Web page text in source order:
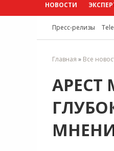
НОВОСТИ
Пресс-релизы
Главная » Все
АРЕСТ